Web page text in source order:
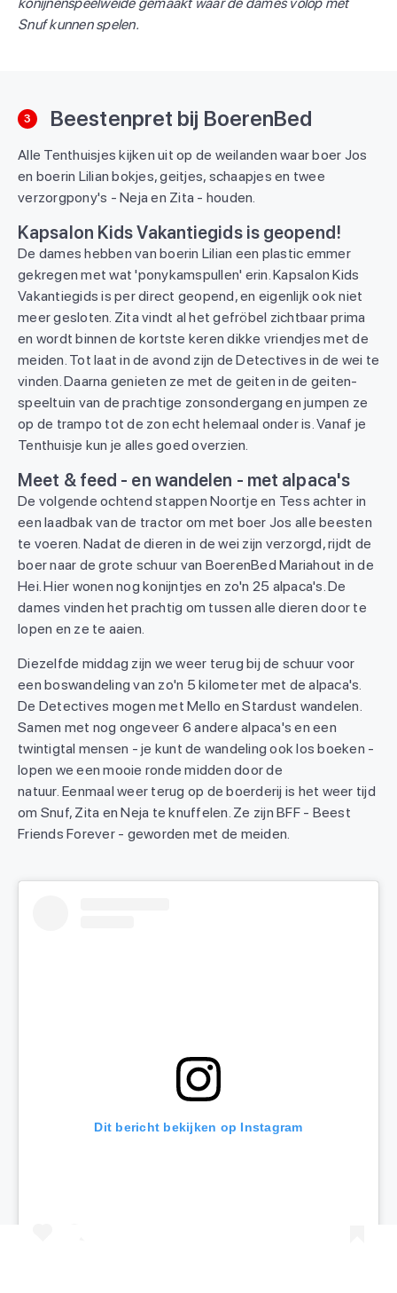
Snuf kunnen spelen.
3 Beestenpret bij BoerenBed
Alle Tenthuisjes kijken uit op de weilanden waar boer Jos
en boerin Lilian bokjes, geitjes, schaapjes en twee
verzorgpony's - Neja en Zita - houden.
Kapsalon Kids Vakantiegids is geopend!
De dames hebben van boerin Lilian een plastic emmer
gekregen met wat 'ponykamspullen' erin. Kapsalon Kids
Vakantiegids is per direct geopend, en eigenlijk ook niet
meer gesloten. Zita vindt al het gefröbel zichtbaar prima
en wordt binnen de kortste keren dikke vriendjes met de
meiden. Tot laat in de avond zijn de Detectives in de wei te
vinden. Daarna genieten ze met de geiten in de geiten-
speeltuin van de prachtige zonsondergang en jumpen ze
op de trampo tot de zon echt helemaal onder is. Vanaf je
Tenthuisje kun je alles goed overzien.
Meet & feed - en wandelen - met alpaca's
De volgende ochtend stappen Noortje en Tess achter in
een laadbak van de tractor om met boer Jos alle beesten
te voeren. Nadat de dieren in de wei zijn verzorgd, rijdt de
boer naar de grote schuur van BoerenBed Mariahout in de
Hei. Hier wonen nog konijntjes en zo'n 25 alpaca's. De
dames vinden het prachtig om tussen alle dieren door te
lopen en ze te aaien.
Diezelfde middag zijn we weer terug bij de schuur voor
een boswandeling van zo'n 5 kilometer met de alpaca's.
De Detectives mogen met Mello en Stardust wandelen.
Samen met nog ongeveer 6 andere alpaca's en een
twintigtal mensen - je kunt de wandeling ook los boeken -
lopen we een mooie ronde midden door de
natuur. Eenmaal weer terug op de boerderij is het weer tijd
om Snuf, Zita en Neja te knuffelen. Ze zijn BFF - Beest
Friends Forever - geworden met de meiden.
Dit bericht bekijken op Instagram